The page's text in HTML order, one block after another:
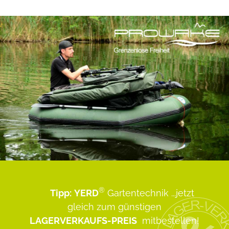
Tipp: YERD® Gartentechnik ...jetzt
gleich zum günstigen
LAGERVERKAUFS-PREIS mitbestellen!